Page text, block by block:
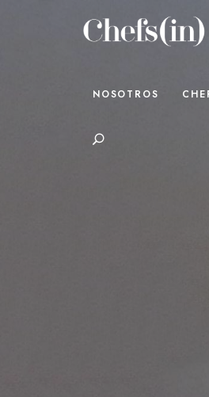
NOSOTROS